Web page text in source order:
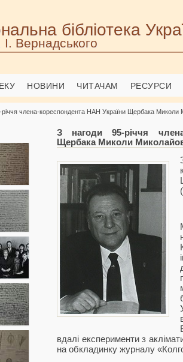
бібліотека
І. Вернадського
НОВИНИ ЧИТАЧАМ РЕСУРСИ
річчя члена-кореспондента НАН України Щербака
З нагоди 95-річчя
Щербака Миколи
вдалі експерименти з
на обкладинку журналу